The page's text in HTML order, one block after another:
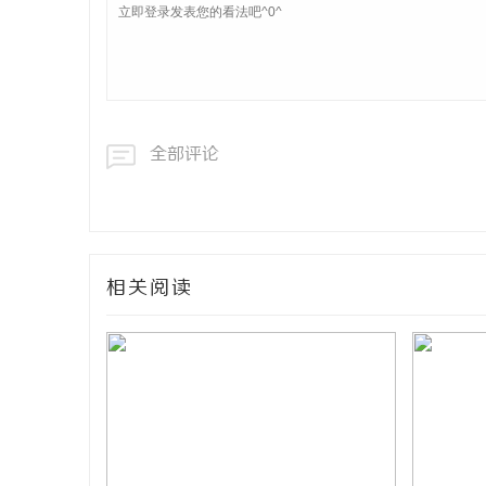
全部评论
相关阅读